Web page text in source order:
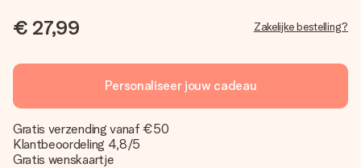
€ 27,99 Zakelijke bestelling?
Personaliseer jouw cadeau
Gratis verzending vanaf €50
Klantbeoordeling 4,8/5
Gratis wenskaartje